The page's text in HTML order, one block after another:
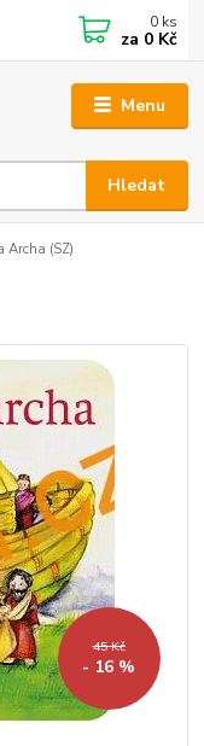
Menu
Hledat
0 ks
za 0 Kč
Archa (SZ)
45 Kč
- 16 %